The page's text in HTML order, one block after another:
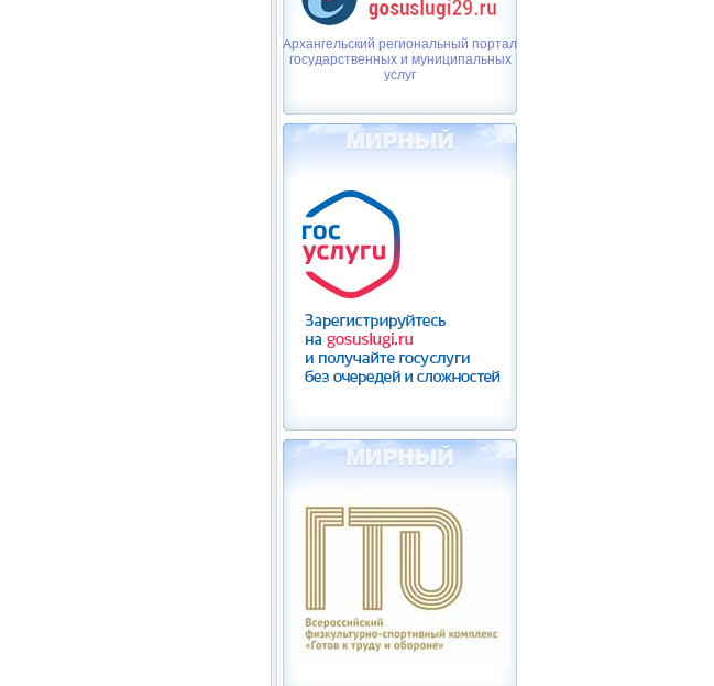
Архангельский региональный портал
государственных и муниципальных
услуг